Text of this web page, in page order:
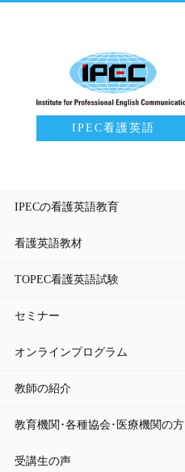
IPEC看護英語
IPECの看護英語教育
看護英語教材
TOPEC看護英語試験
セミナー
オンラインプログラム
教師の紹介
教育機関･各種協会･医療機関の方
受講生の声